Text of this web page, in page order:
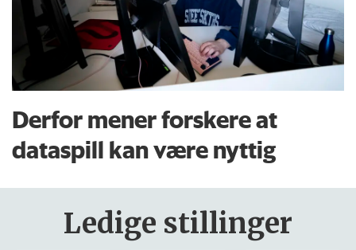
Derfor mener forskere at
dataspill kan være nyttig
Ledige stillinger